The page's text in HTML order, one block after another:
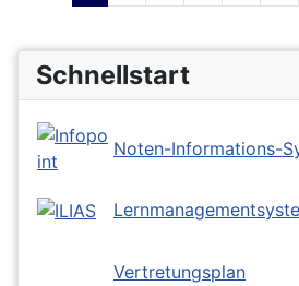
Schnellstart
Noten-Informations-
Vertretungsplan